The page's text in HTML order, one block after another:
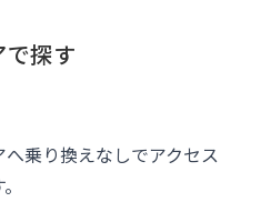
探す
乗り換えなしでアクセス